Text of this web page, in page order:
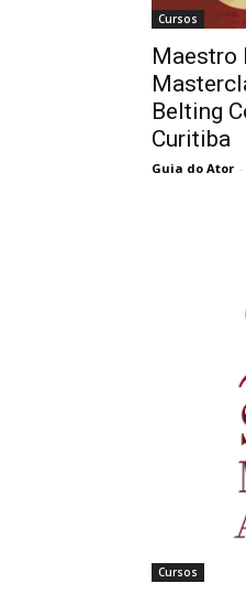
Cursos
Maestro
Belting
Curitiba
Guia do Ator -
Cursos